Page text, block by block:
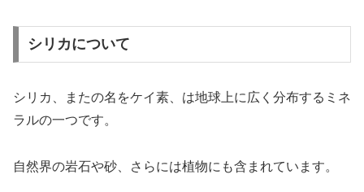
シリカについて
シリカ、またの名をケイ素、は地球上に広く分布するミネ
ラルの一つです。
自然界の岩石や砂、さらには植物にも含まれています。